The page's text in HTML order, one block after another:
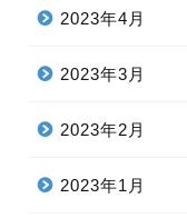
2023年4月
2023年3月
2023年2月
2023年1月